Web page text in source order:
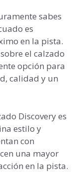
sabes
es
en la pista.
el calzado
opción para
calidad y un
Discovery es
estilo y
con
una mayor
en la pista.